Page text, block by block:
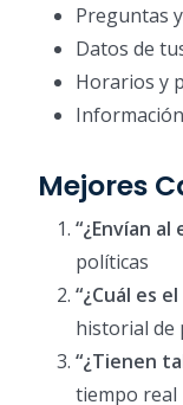
Preguntas
Datos de
Horarios y
Mejores
“¿Envían
políticas
“¿Cuál es
historial de
“¿Tienen
tiempo real